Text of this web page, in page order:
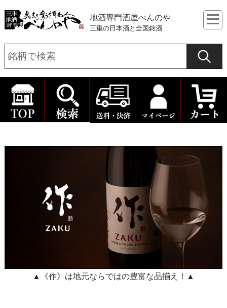
地酒専門酒屋べんのや
三重の日本酒と全国銘酒
▲《作》は地元ならではの豊富な品揃え！▲